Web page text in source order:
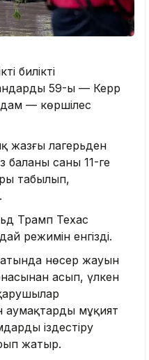
биліктің
59-ы — Керр
— көршілес
жазғы лагерьден
баланың саны 11-ге
табылып,
Трамп Техас
режимін енгізді.
нөсер жауын
асып, үлкен
аумақтарды мұқият
іздестіру
жатыр.